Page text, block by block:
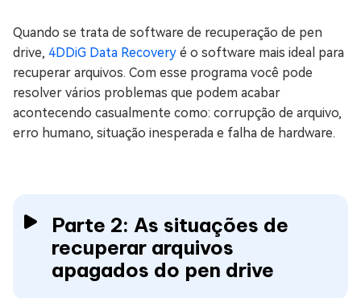
Quando se trata de software de recuperação de pen
drive, 4DDiG Data Recovery é o software mais ideal para
recuperar arquivos. Com esse programa você pode
resolver vários problemas que podem acabar
acontecendo casualmente como: corrupção de arquivo,
erro humano, situação inesperada e falha de hardware.
Parte 2: As situações de
recuperar arquivos
apagados do pen drive